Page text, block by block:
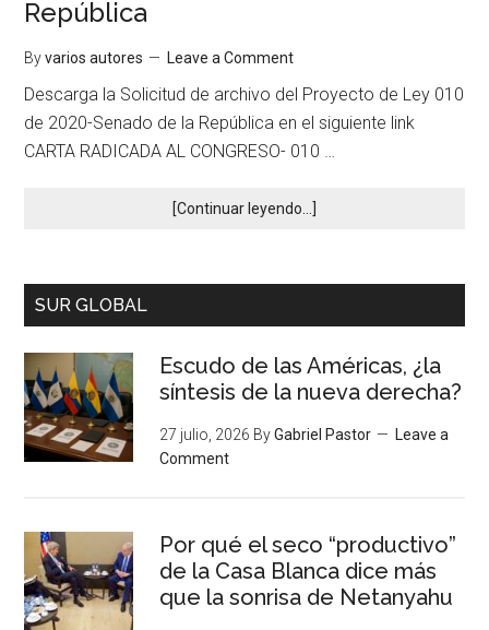
República
Byvarios autores Leave a Comment
Descarga la Solicitud de archivo del Proyecto de Ley 010
de 2020-Senado de la República en el siguiente link
CARTA RADICADA AL CONGRESO- 010 …
[Continuar leyendo...]
SUR GLOBAL
Escudo de las Américas, ¿la
síntesis de la nueva derecha?
27 julio, 2026 ByGabriel Pastor
Leave a
Comment
Por qué el seco “productivo”
de la Casa Blanca dice más
que la sonrisa de Netanyahu